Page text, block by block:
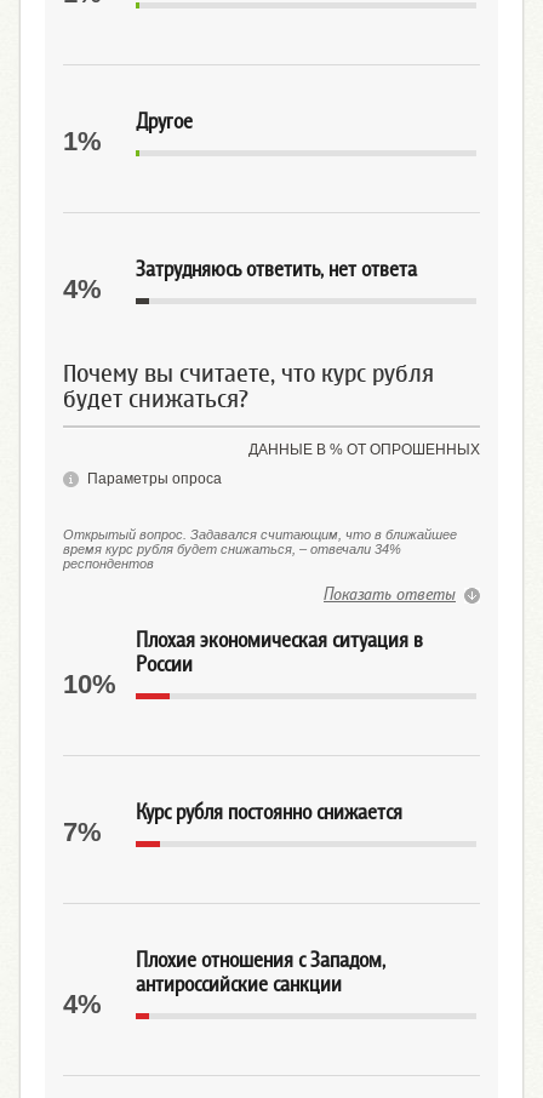
Другое
1%
Затрудняюсь ответить, нет ответа
4%
Почему вы считаете, что курс рубля
будет снижаться?
ДАННЫЕ В % ОТ ОПРОШЕННЫХ
Параметры опроса
Открытый вопрос. Задавался считающим, что в ближайшее
время курс рубля будет снижаться, – отвечали 34%
респондентов
Показать ответы
Плохая экономическая ситуация в
России
10%
Курс рубля постоянно снижается
7%
Плохие отношения с Западом,
антироссийские санкции
4%